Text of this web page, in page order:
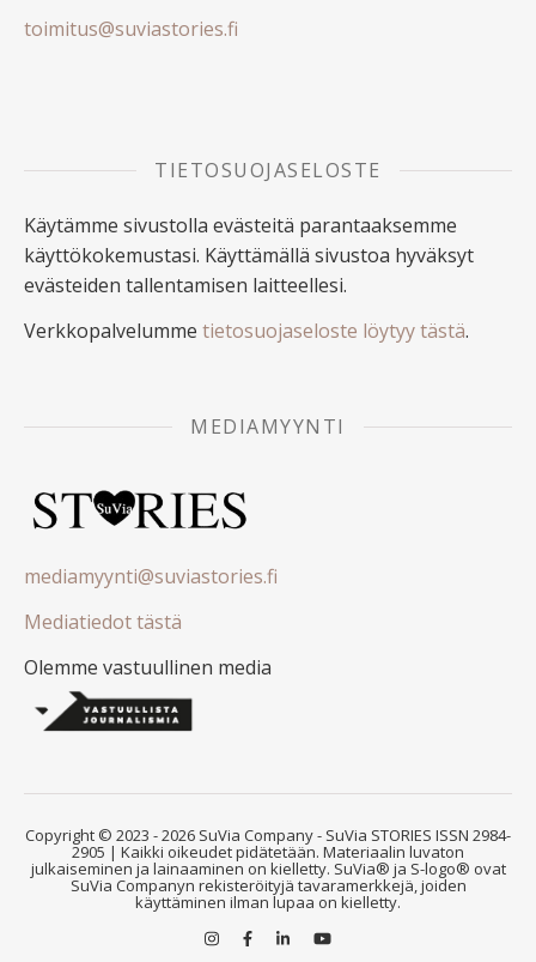
toimitus@suviastories.fi
TIETOSUOJASELOSTE
Käytämme sivustolla evästeitä parantaaksemme
käyttökokemustasi. Käyttämällä sivustoa hyväksyt
evästeiden tallentamisen laitteellesi.
Verkkopalvelumme tietosuojaseloste löytyy tästä.
MEDIAMYYNTI
mediamyynti@suviastories.fi
Mediatiedot tästä
Olemme vastuullinen media
Copyright © 2023 - 2026 SuVia Company - SuVia STORIES ISSN 2984-
2905 | Kaikki oikeudet pidätetään. Materiaalin luvaton
julkaiseminen ja lainaaminen on kielletty. SuVia® ja S-logo® ovat
SuVia Companyn rekisteröityjä tavaramerkkejä, joiden
käyttäminen ilman lupaa on kielletty.